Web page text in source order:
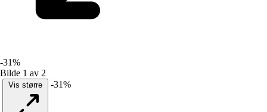
-31%
Bilde 1 av 2
Vis større -31%